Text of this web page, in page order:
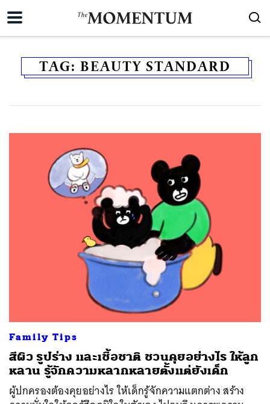
TAG: BEAUTY STANDARD
Family Tips
สีผิว รูปร่าง และเชื้อชาติ ชวนคุยอย่างไร ให้ลูก
หลาน รู้จักความหลากหลายตั้งแต่ยังเด็ก
ผู้ปกครองต้องคุยอย่างไร ให้เด็กรู้จักความแตกต่าง สร้าง